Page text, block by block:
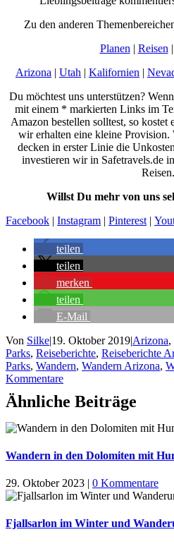
Zu den anderen
Planen | Reisen |
Arizona | Utah | Kalifornien |
Du möchtest uns unterstützen?
mit einem * markierten Links im
Amazon bestellen solltest, so kostet
wir erhalten eine kleine Provision.
decken in erster Linie die
investieren wir in Safetravels.de
Reisen.
Willst Du mehr von uns
Facebook | Instagram | Pinterest |
teilen
teilen
merken
teilen
E-Mail
Von Silke|19. Oktober 2019|Arizona,
Parks, Reiseberichte, Reiseberichte
Parks, Wandern, Wandern Arizona,
Kommentare
Ähnliche Beiträge
Wandern in den Dolomiten mit
29. Oktober 2023 | 0 Kommentare
Fjallsarlon im Winter und